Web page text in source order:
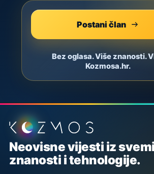
Postani član
Bez oglasa. Više znanosti.
Kozmosa.hr.
Podnožje stranice
Neovisne vijesti iz
znanosti i tehnologije.